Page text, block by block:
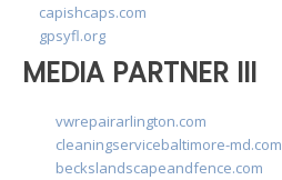
capishcaps.com
gpsyfl.org
MEDIA PARTNER III
vwrepairarlington.com
cleaningservicebaltimore-md.com
beckslandscapeandfence.com